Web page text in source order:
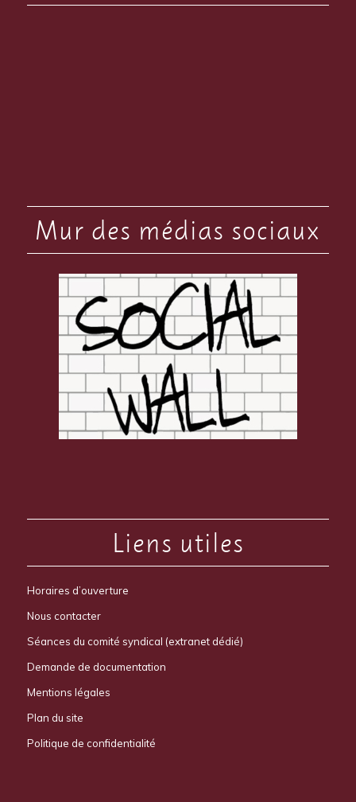
Mur des médias sociaux
Liens utiles
Horaires d’ouverture
Nous contacter
Séances du comité syndical (extranet dédié)
Demande de documentation
Mentions légales
Plan du site
Politique de confidentialité